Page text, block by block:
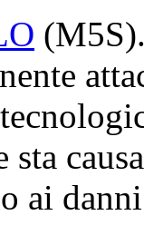
(M5S
sta
ai